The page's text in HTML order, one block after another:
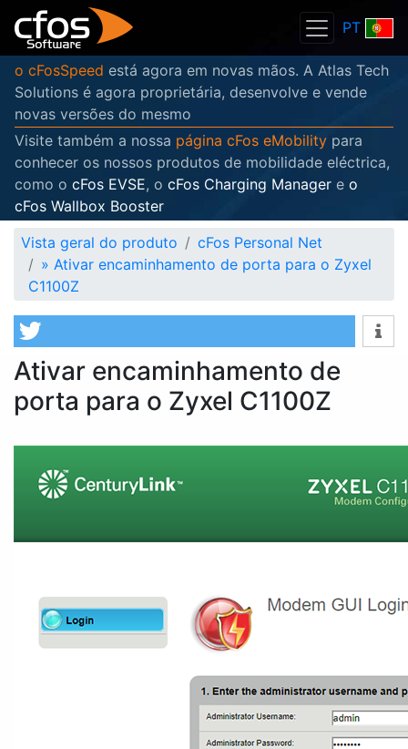
PT
o cFosSpeed está agora em novas mãos. A Atlas Tech
Solutions é agora proprietária, desenvolve e vende
novas versões do mesmo
Visite também a nossa página cFos eMobility para
conhecer os nossos produtos de mobilidade eléctrica,
como o cFos EVSE, o cFos Charging Manager e o
cFos Wallbox Booster
Vista geral do produto
cFos Personal Net
» Ativar encaminhamento de porta para o Zyxel
C1100Z
Ativar encaminhamento de
porta para o Zyxel C1100Z